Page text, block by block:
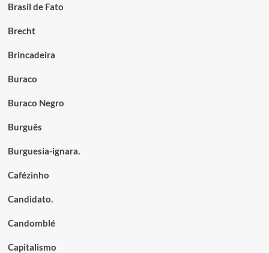
Brasil de Fato
Brecht
Brincadeira
Buraco
Buraco Negro
Burguês
Burguesia-ignara.
Cafézinho
Candidato.
Candomblé
Capitalismo